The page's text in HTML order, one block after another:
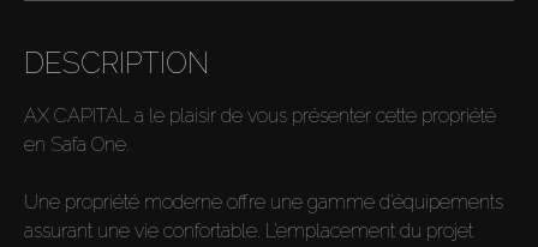
DESCRIPTION
AX CAPITAL a le plaisir de vous présenter cette propriété
en Safa One.
Une propriété moderne offre une gamme d’équipements
assurant une vie confortable. L’emplacement du projet